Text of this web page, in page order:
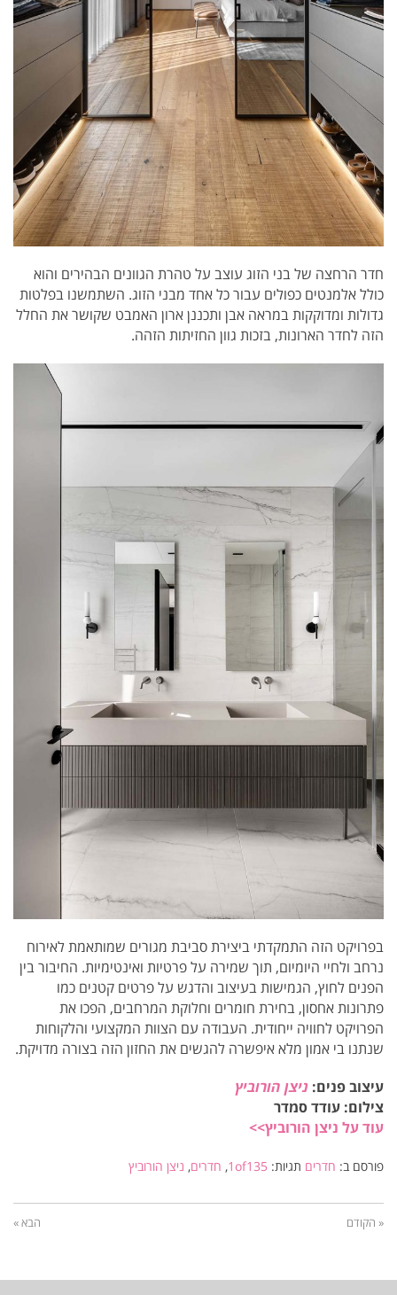
חדר הרחצה של בני הזוג עוצב על טהרת הגוונים הבהירים והוא
כולל אלמנטים כפולים עבור כל אחד מבני הזוג. השתמשנו בפלטות
גדולות ומדוקקות במראה אבן ותכננן ארון האמבט שקושר את החלל
הזה לחדר הארונות, בזכות גוון החזיתות הזהה.
בפרויקט הזה התמקדתי ביצירת סביבת מגורים שמותאמת לאירוח
נרחב ולחיי היומיום, תוך שמירה על פרטיות ואינטימיות. החיבור בין
הפנים לחוץ, הגמישות בעיצוב והדגש על פרטים קטנים כמו
פתרונות אחסון, בחירת חומרים וחלוקת המרחבים, הפכו את
הפרויקט לחוויה ייחודית. העבודה עם הצוות המקצועי והלקוחות
שנתנו בי אמון מלא איפשרה להגשים את החזון הזה בצורה מדויקת.
עיצוב פנים: ניצן הורוביץ
צילום: עודד סמדר
עוד על ניצן הורוביץ>>
פורסם ב: חדרים תגיות: 1of135
, חדרים, ניצן הורוביץ
« הקודם הבא »